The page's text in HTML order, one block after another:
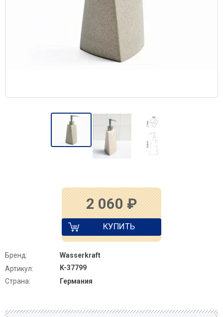
2 060 ₽
КУПИТЬ
Бренд:
Wasserkraft
Артикул:
K-37799
Страна:
Германия